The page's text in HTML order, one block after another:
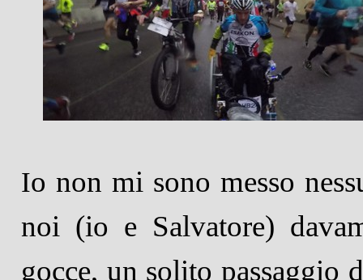
Io non mi sono messo
noi (io e Salvatore)
gocce, un solito passaggio